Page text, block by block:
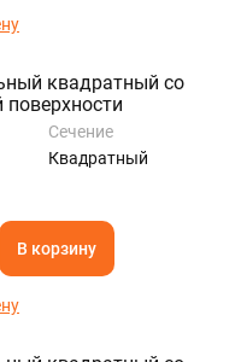
квадратный со
поверхности
Сечение
Квадратный
В корзину